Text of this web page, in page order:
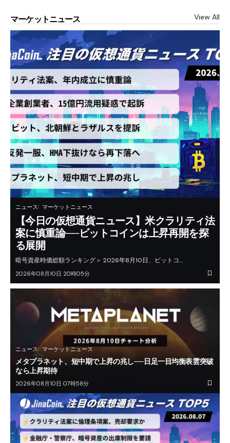
マーケットニュース View All
ニュース マーケットニュース
【今日の仮想通貨ニュース】米クラリティ法
案に慎重論──ビットコインは上昇再開を探
る展開
暗号資産時価総額ランキング＞ 2026年8月10日、ビットコ…
2026年08月10日 20時05分
ニュース マーケットニュース
メタプラネット、短中期で上昇の兆し──日足一目均衡表雲突破
なら上昇期待
2026年08月10日 07時58分